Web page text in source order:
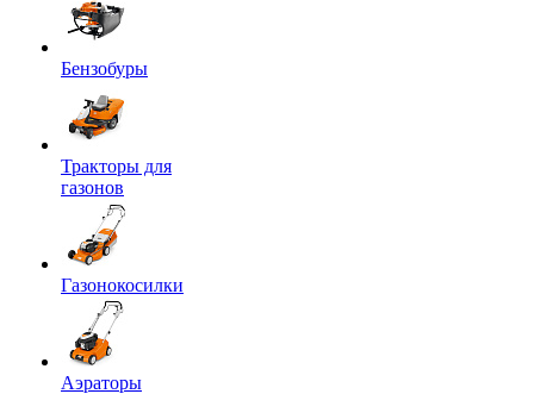
Бензобуры
Тракторы для
газонов
Газонокосилки
Аэраторы